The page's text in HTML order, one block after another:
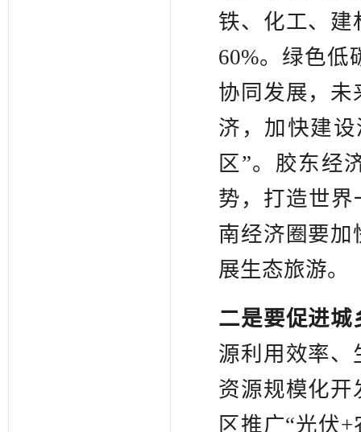
铁、化工、建
60%。绿色低
协同发展，未
济，加快建
区”。胶东经
势，打造世界
南经济圈要加
展生态旅游。
二是要促进城
源利用效率、
资源规模化开
区推广“光伏